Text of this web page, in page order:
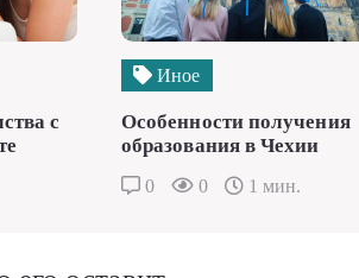
с
Иное
Особенности получения
образования в Чехии
0 0 1 мин.